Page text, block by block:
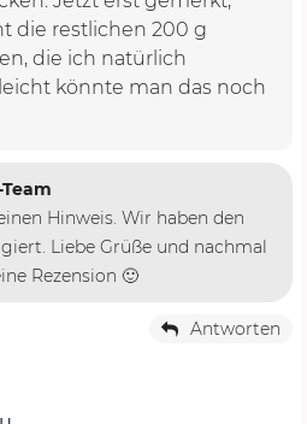
die restlichen 200 g
die ich natürlich
könnte man das noch
Hinweis. Wir haben den
Liebe Grüße und nachmal
Rezension 🙂
Antworten